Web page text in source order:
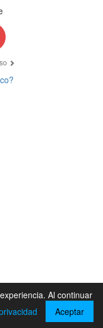
Al continuar
Aceptar